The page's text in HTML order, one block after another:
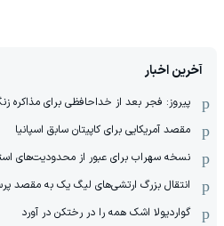
آخرین اخبار
پیروز: فجر بعد از خداحافظی برای مذاکره
مقصد آمریکایی برای کاپیتان سابق اسپانیا
نسخه سهراب برای عبور از محدودیت‌های
انتقال بزرگ ارتشی‌های لیگ یک به مقصد
گواردیولا اشک همه را در رختکن در آورد